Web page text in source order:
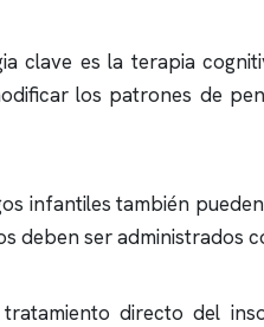
clave es la terapia
los patrones de
infantiles también
deben ser administrados
directo del